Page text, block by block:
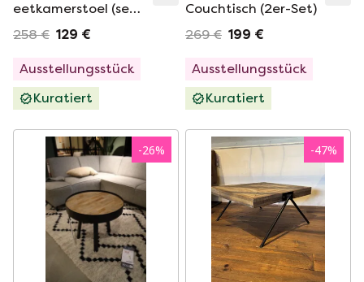
eetkamerstoel (set
van 2)
258 € 129 €
Ausstellungsstück
Kuratiert
Couchtisch (2er-Set)
269 € 199 €
Ausstellungsstück
Kuratiert
-26% -47%